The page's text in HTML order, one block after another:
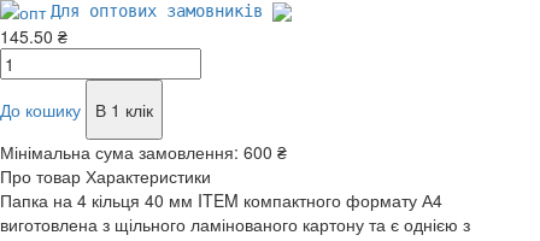
Для оптових замовників
145.50 ₴
До кошику
В 1 клік
Мінімальна сума замовлення: 600 ₴
Про товар Характеристики
Папка на 4 кільця 40 мм ITEM компактного формату А4
виготовлена з щільного ламінованого картону та є однією з